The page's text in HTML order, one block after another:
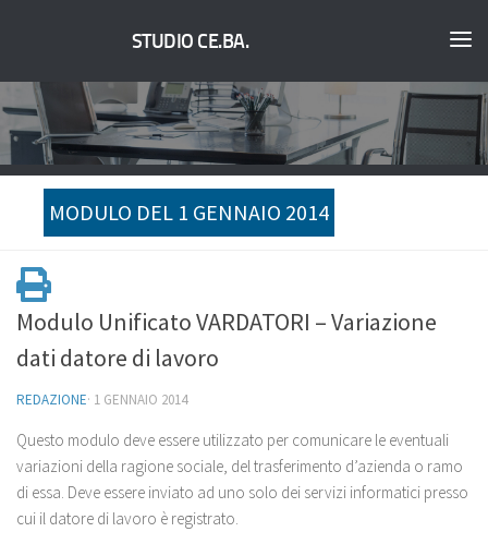
STUDIO CE.BA.
MODULO DEL 1 GENNAIO 2014
Modulo Unificato VARDATORI – Variazione
dati datore di lavoro
REDAZIONE· 1 GENNAIO 2014
Questo modulo deve essere utilizzato per comunicare le eventuali
variazioni della ragione sociale, del trasferimento d’azienda o ramo
di essa. Deve essere inviato ad uno solo dei servizi informatici presso
cui il datore di lavoro è registrato.